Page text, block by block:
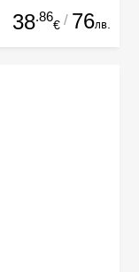
38.86
€ / 76лв.